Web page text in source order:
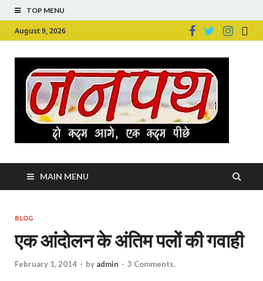
TOP MENU
August 9, 2026
MAIN MENU
BLOG
एक आंदोलन के अंतिम पलों की गवाही
February 1, 2014 - by admin - 3 Comments.